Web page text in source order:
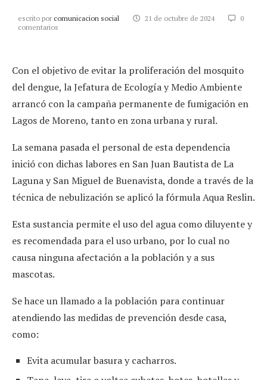
escrito por comunicacion social 21 de octubre de 2024
0
comentarios
Con el objetivo de evitar la proliferación del mosquito
del dengue, la Jefatura de Ecología y Medio Ambiente
arrancó con la campaña permanente de fumigación en
Lagos de Moreno, tanto en zona urbana y rural.
La semana pasada el personal de esta dependencia
inició con dichas labores en San Juan Bautista de La
Laguna y San Miguel de Buenavista, donde a través de la
técnica de nebulización se aplicó la fórmula Aqua Reslin.
Esta sustancia permite el uso del agua como diluyente y
es recomendada para el uso urbano, por lo cual no
causa ninguna afectación a la población y a sus
mascotas.
Se hace un llamado a la población para continuar
atendiendo las medidas de prevención desde casa,
como:
Evita acumular basura y cacharros.